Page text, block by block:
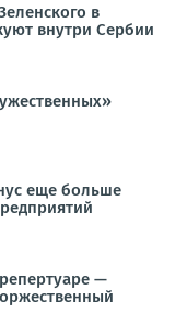
в
внутри Сербии
еще больше
—